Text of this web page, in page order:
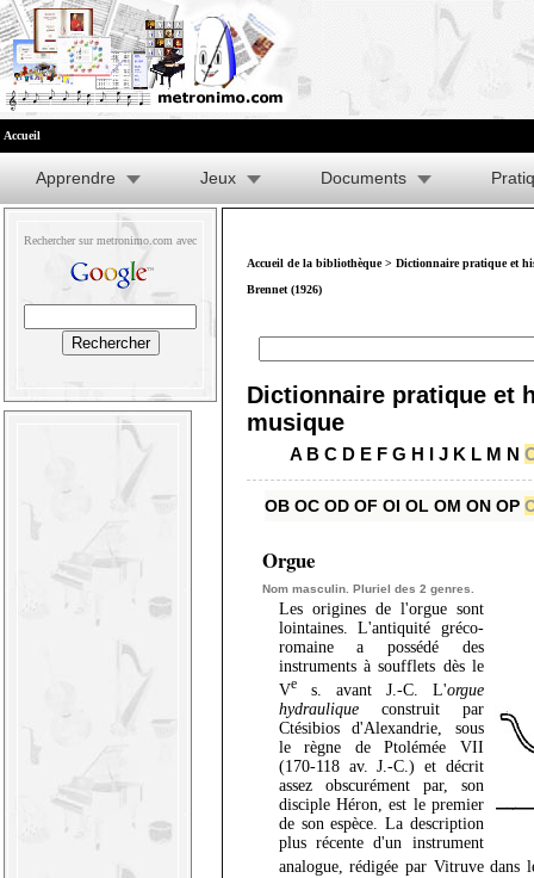
Accueil
Apprendre Jeux Documents
Rechercher sur metronimo.com avec
Accueil de la bibliothèque> Dictionnaire pratique et
Brennet (1926)
Dictionnaire pratique et
musique
A B C D E F G H I J K L M N
OB OC OD OF OI OL OM ON OP
Orgue
Nom masculin. Pluriel des 2 genres.
Les origines de l'orgue sont
lointaines. L'antiquité gréco-
romaine a possédé des
instruments à soufflets dès le
Ves. avant J.-C. L'orgue
hydrauliqueconstruit par
Ctésibios d'Alexandrie, sous
le règne de Ptolémée VII
(170-118 av. J.-C.) et décrit
assez obscurément par, son
disciple Héron, est le premier
de son espèce. La description
plus récente d'un instrument
analogue, rédigée par Vitruve dans